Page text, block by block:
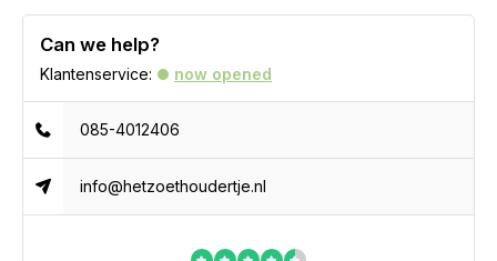
Can we help?
Klantenservice: now opened
085-4012406
info@hetzoethoudertje.nl